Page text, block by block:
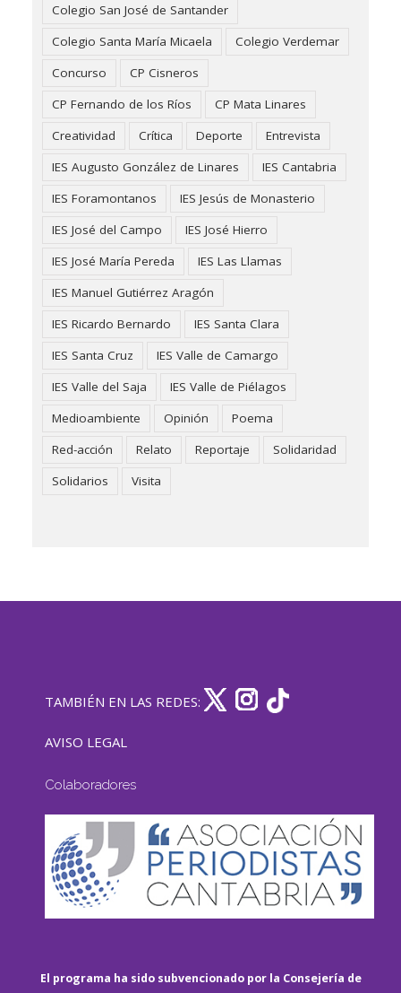
Colegio San José de Santander
Colegio Santa María Micaela
Colegio Verdemar
Concurso
CP Cisneros
CP Fernando de los Ríos
CP Mata Linares
Creatividad
Crítica Deporte
Entrevista
IES Augusto González de Linares
IES Cantabria
IES Foramontanos
IES Jesús de Monasterio
IES José del Campo
IES José Hierro
IES José María Pereda
IES Las Llamas
IES Manuel Gutiérrez Aragón
IES Ricardo Bernardo
IES Santa Clara
IES Santa Cruz
IES Valle de Camargo
IES Valle del Saja
IES Valle de Piélagos
Medioambiente
Opinión
Poema
Red-acción
Relato Reportaje
Solidaridad
Solidarios
Visita
TAMBIÉN EN LAS REDES:
AVISO LEGAL
Colaboradores
El programa ha sido subvencionado por la Consejería de